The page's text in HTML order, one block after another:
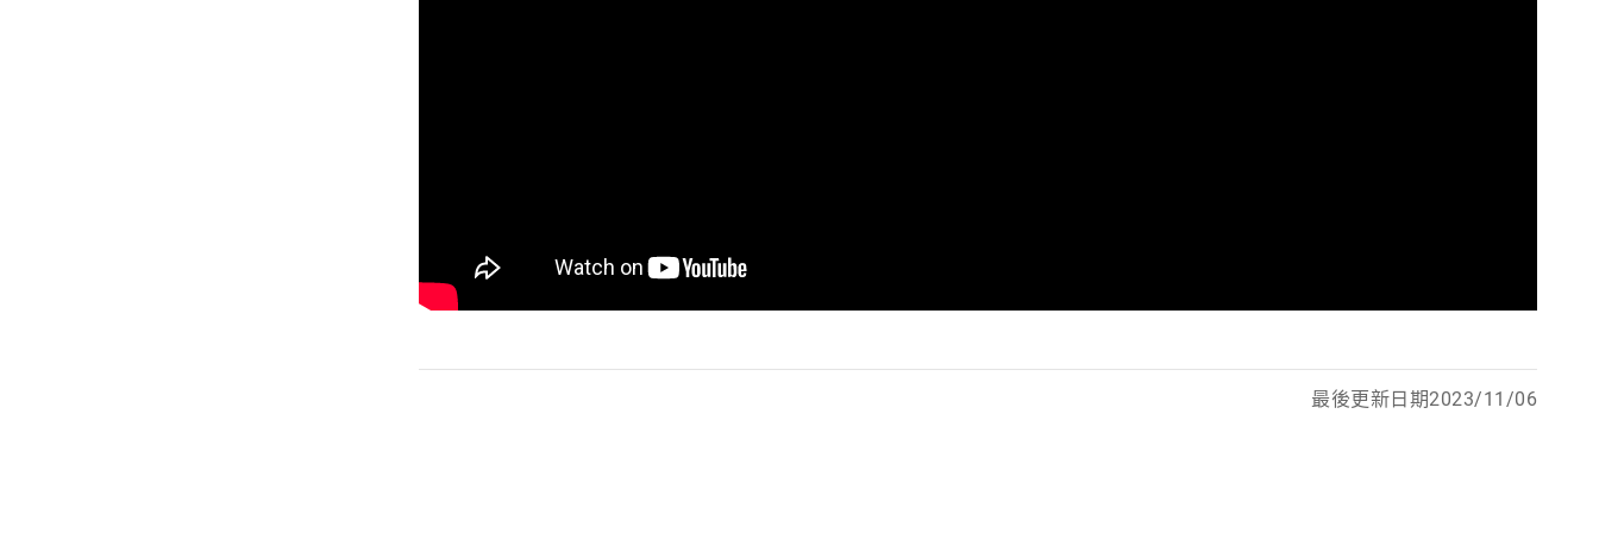
最後更新日期2023/11/06